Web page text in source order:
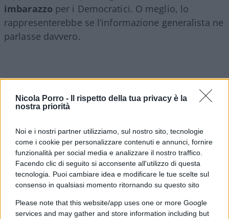
Nicola Porro -
Il rispetto della tua privacy è la
nostra priorità
Noi e i nostri partner utilizziamo, sul nostro sito, tecnologie
come i cookie per personalizzare contenuti e annunci, fornire
funzionalità per social media e analizzare il nostro traffico.
Facendo clic di seguito si acconsente all'utilizzo di questa
tecnologia. Puoi cambiare idea e modificare le tue scelte sul
consenso in qualsiasi momento ritornando su questo sito
Please note that this website/app uses one or more Google
services and may gather and store information including but
imbarazzo per i Democratici. O meglio, lo
rappresenterebbe se l’informazione generalista ne
parlasse davvero.
Se lo facesse dovrebbe ad esempio spiegare come
mai nel partito nessuno si sia posto il problema di
come questo personaggio fosse diventato tanto
Bradley Beychok , uno dei co-fondatori del Pac,
aveva affermato chiaramente: “Bankman-Fied è
venuto fuori dal nullainiziando a supportare le
nostre varie cause e molti candidati”.
Spiegazione, o quasi